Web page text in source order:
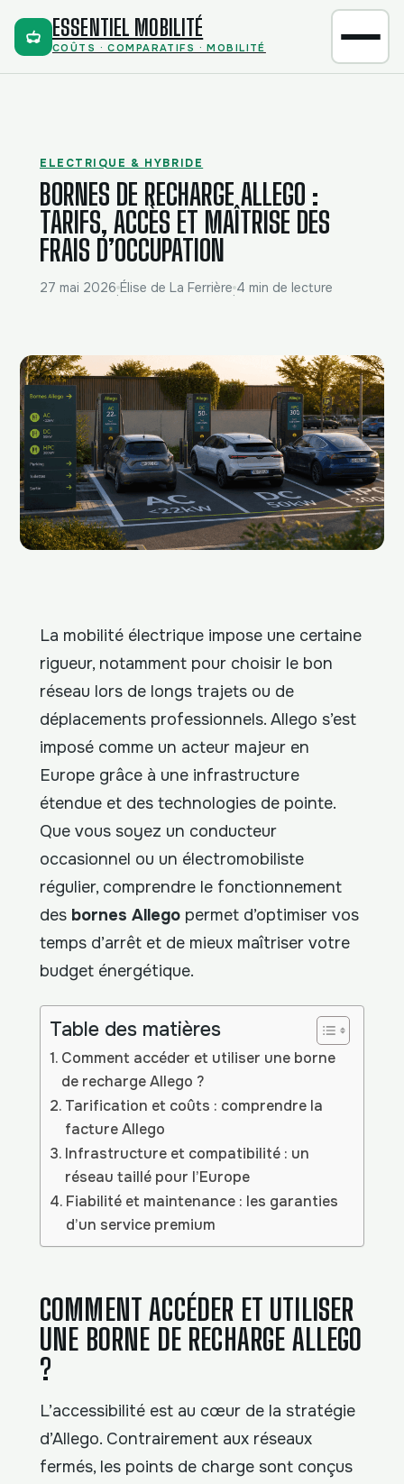
ESSENTIEL MOBILITÉ
COÛTS · COMPARATIFS · MOBILITÉ
ELECTRIQUE & HYBRIDE
BORNES DE RECHARGE ALLEGO :
TARIFS, ACCÈS ET MAÎTRISE DES
FRAIS D’OCCUPATION
27 mai 2026·Élise de La Ferrière·4 min de lecture
La mobilité électrique impose une certaine
rigueur, notamment pour choisir le bon
réseau lors de longs trajets ou de
déplacements professionnels. Allego s’est
imposé comme un acteur majeur en
Europe grâce à une infrastructure
étendue et des technologies de pointe.
Que vous soyez un conducteur
occasionnel ou un électromobiliste
régulier, comprendre le fonctionnement
des bornes Allego permet d’optimiser vos
temps d’arrêt et de mieux maîtriser votre
budget énergétique.
Table des matières
Comment accéder et utiliser une borne
de recharge Allego ?
Tarification et coûts : comprendre la
facture Allego
Infrastructure et compatibilité : un
réseau taillé pour l’Europe
Fiabilité et maintenance : les garanties
d’un service premium
COMMENT ACCÉDER ET UTILISER
UNE BORNE DE RECHARGE ALLEGO
?
L’accessibilité est au cœur de la stratégie
d’Allego. Contrairement aux réseaux
fermés, les points de charge sont conçus